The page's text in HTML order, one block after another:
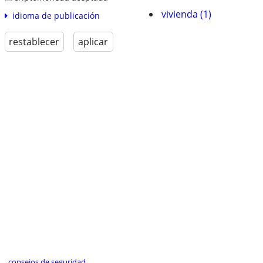
idioma de publicación
restablecer aplicar
vivienda (1)